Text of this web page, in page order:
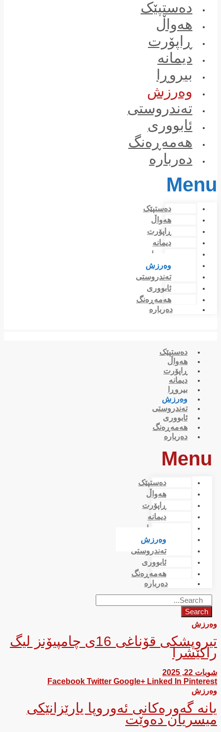
دەستپێک
هەواڵ
ڕاپۆرت
دیمانە
بیروڕا
وەرزش
تەندروستی
ئابووری
هەمەڕەنگ
دەربارە
Menu
دەستپێک
هەواڵ
ڕاپۆرت
دیمانە
بیروڕا
وەرزش
تەندروستی
ئابووری
هەمەڕەنگ
دەربارە
دەستپێک
هەواڵ
ڕاپۆرت
دیمانە
بیروڕا
وەرزش
تەندروستی
ئابووری
هەمەڕەنگ
دەربارە
Menu
دەستپێک
هەواڵ
ڕاپۆرت
دیمانە
بیروڕا
وەرزش
تەندروستی
ئابووری
هەمەڕەنگ
دەربارە
Search
وەرزش
تیروپشکی قۆناغی 16ی چامپیۆنز لیگ
راکێشرا
شوبات 22, 2025
Facebook Twitter Google+ Linked In Pinterest
وەرزش
یانە گەورەكانی ئەوروپا یارێزانێكی
میسریان دەوێت